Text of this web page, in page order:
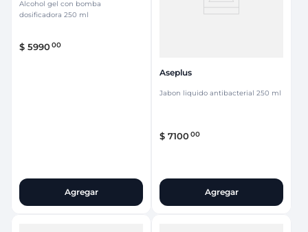
Alcohol gel con bomba
dosificadora 250 ml
$ 599000
Agregar
Aseplus
Jabon liquido antibacterial 250 ml
$ 710000
Agregar